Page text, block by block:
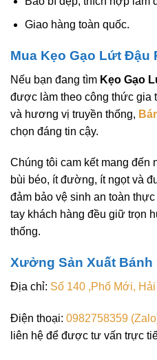
Giao hàng toàn quốc.
Mua Kẹo Gạo Lứt Đậu
Nếu bạn đang tìm Kẹo Gạo
được làm theo công thức gia
và hương vị truyền thống,
chọn đáng tin cậy.
Chúng tôi cam kết mang đến
bùi béo, ít đường, ít ngọt và
đảm bảo vệ sinh an toàn
tay khách hàng đều giữ trọn
thống.
Xưởng Sản Xuất Bánh
Địa chỉ: Số 140 ,Phố Mới,
Điện thoại: 0982758359
liên hệ để được tư vấn trực